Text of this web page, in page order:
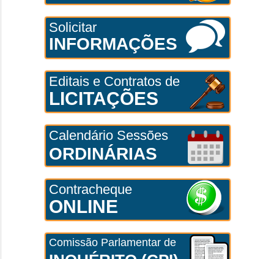
Solicitar
INFORMAÇÕES
Editais e Contratos de
LICITAÇÕES
Calendário Sessões
ORDINÁRIAS
Contracheque
ONLINE
Comissão Parlamentar de